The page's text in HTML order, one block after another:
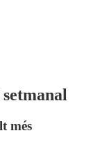
més